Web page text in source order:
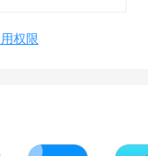
入，语音轻松
金券，印照片
权限